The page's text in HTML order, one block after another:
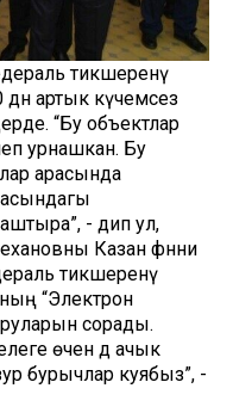
тикшеренү
дән артык күчемсез
“Бу объектлар
урнашкан. Бу
арасында
- дип ул,
Казан фәнни
тикшеренү
“Электрон
сорады.
өчен дә ачык
бурычлар куябыз”, -